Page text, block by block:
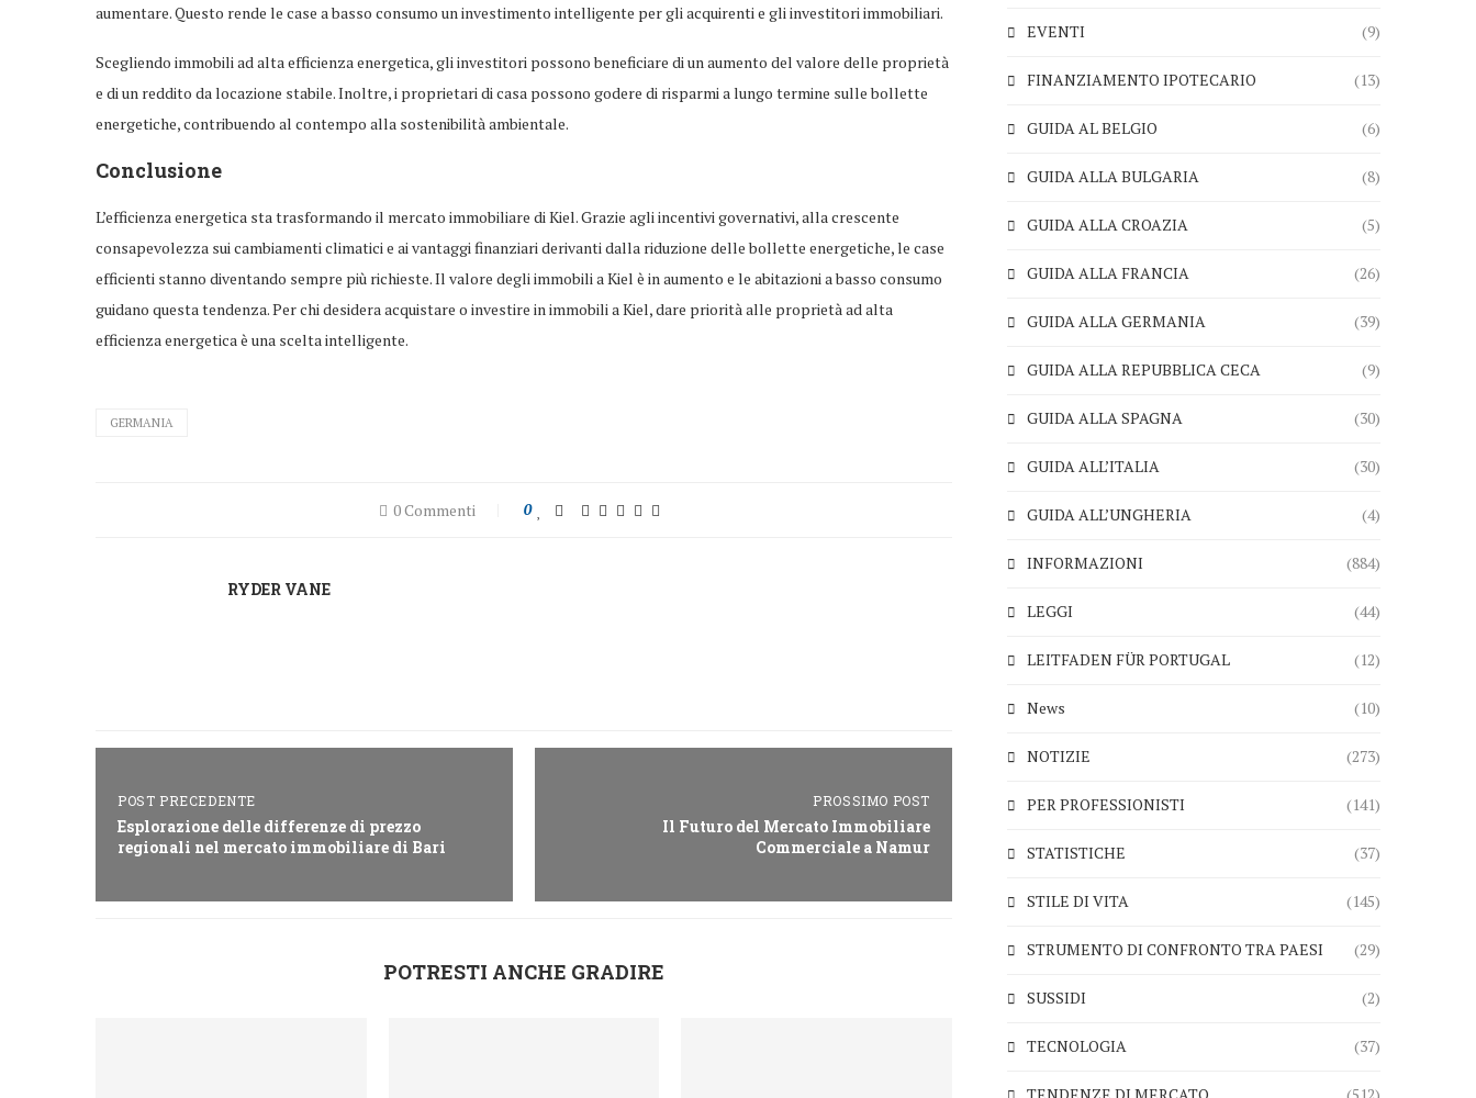
aumentare. Questo rende le case a basso consumo un investimento intelligente per gli acquirenti e gli investitori immobiliari.
Scegliendo immobili ad alta efficienza energetica, gli investitori possono beneficiare di un aumento del valore delle proprietà
e di un reddito da locazione stabile. Inoltre, i proprietari di casa possono godere di risparmi a lungo termine sulle bollette
energetiche, contribuendo al contempo alla sostenibilità ambientale.
Conclusione
L’efficienza energetica sta trasformando il mercato immobiliare di Kiel. Grazie agli incentivi governativi, alla crescente
consapevolezza sui cambiamenti climatici e ai vantaggi finanziari derivanti dalla riduzione delle bollette energetiche, le case
efficienti stanno diventando sempre più richieste. Il valore degli immobili a Kiel è in aumento e le abitazioni a basso consumo
guidano questa tendenza. Per chi desidera acquistare o investire in immobili a Kiel, dare priorità alle proprietà ad alta
efficienza energetica è una scelta intelligente.
GERMANIA
0 Commenti 0
RYDER VANE
POST PRECEDENTE
Esplorazione delle differenze di prezzo
regionali nel mercato immobiliare di Bari
PROSSIMO POST
Il Futuro del Mercato Immobiliare
Commerciale a Namur
POTRESTI ANCHE GRADIRE
EVENTI (9)
FINANZIAMENTO IPOTECARIO (13)
GUIDA AL BELGIO (6)
GUIDA ALLA BULGARIA (8)
GUIDA ALLA CROAZIA (5)
GUIDA ALLA FRANCIA (26)
GUIDA ALLA GERMANIA (39)
GUIDA ALLA REPUBBLICA CECA (9)
GUIDA ALLA SPAGNA (30)
GUIDA ALL’ITALIA (30)
GUIDA ALL’UNGHERIA (4)
INFORMAZIONI (884)
LEGGI (44)
LEITFADEN FÜR PORTUGAL (12)
News (10)
NOTIZIE (273)
PER PROFESSIONISTI (141)
STATISTICHE (37)
STILE DI VITA (145)
STRUMENTO DI CONFRONTO TRA PAESI (29)
SUSSIDI (2)
TECNOLOGIA (37)